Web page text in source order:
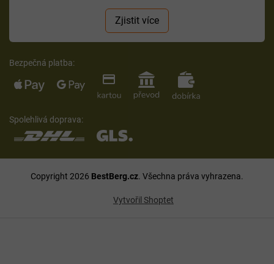
Zjistit více
Bezpečná platba:
Spolehlivá doprava:
Vytvořil Shoptet
Copyright 2026 BestBerg.cz. Všechna práva vyhrazena.